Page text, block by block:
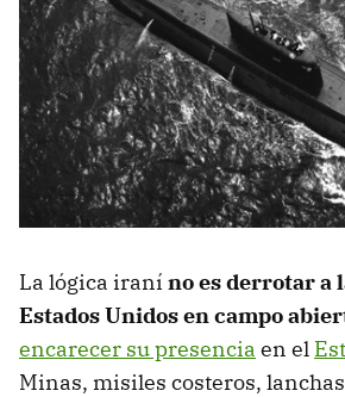
La lógica iraní no es derrotar a
Estados Unidos en campo
encarecer su presencia en el
Minas, misiles costeros,